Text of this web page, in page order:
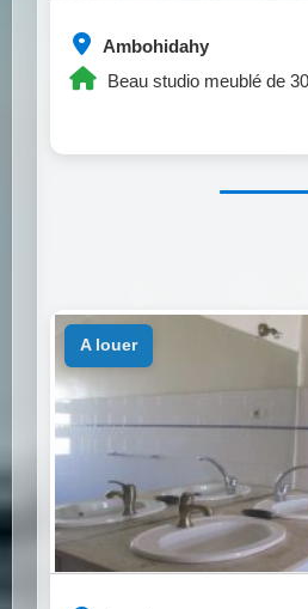
Ambohidahy
Beau studio meublé de
a louer